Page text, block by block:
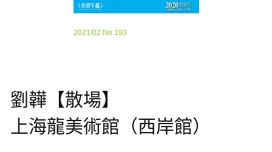
2021/02 No.193
劉韡【散場】
上海龍美術館（西岸館）